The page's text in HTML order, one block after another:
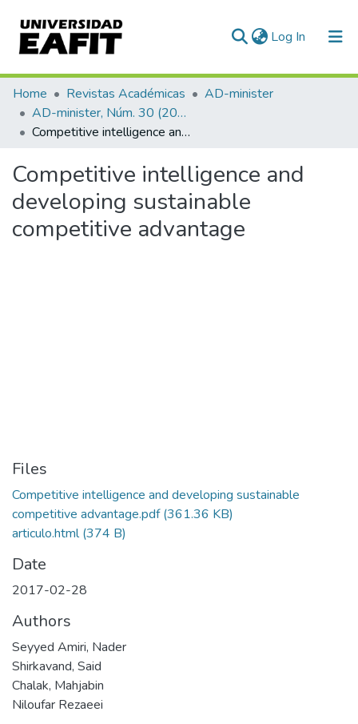
Log In (current)
Communities & Collections
All of DSpace
Home Revistas Académicas
AD-minister
AD-minister, Núm. 30 (2017)
Competitive intelligence and developing sustainable competitive advantage
Competitive intelligence and
developing sustainable
competitive advantage
Files
Competitive intelligence and developing sustainable
competitive advantage.pdf(361.36 KB)
articulo.html(374 B)
Date
2017-02-28
Authors
Seyyed Amiri, Nader
Shirkavand, Said
Chalak, Mahjabin
Niloufar Rezaeei